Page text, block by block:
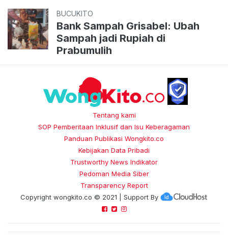
BUCUKITO
Bank Sampah Grisabel: Ubah
Sampah jadi Rupiah di
Prabumulih
Tentang kami
SOP Pemberitaan Inklusif dan Isu Keberagaman
Panduan Publikasi Wongkito.co
Kebijakan Data Pribadi
Trustworthy News Indikator
Pedoman Media Siber
Transparency Report
Copyright wongkito.co © 2021 | Support By